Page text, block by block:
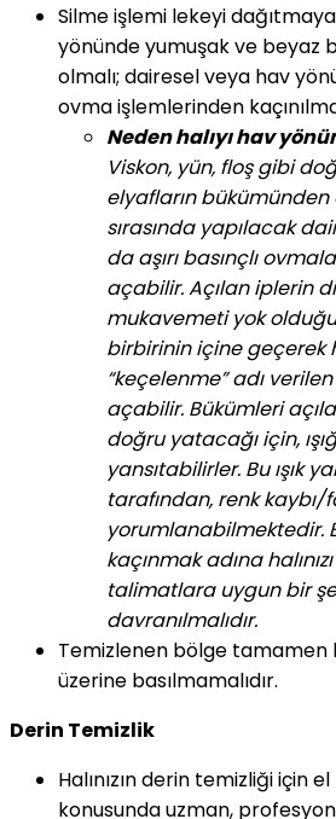
Silme işlemi lekeyi
yönünde yumuşak ve beyaz
olmalı; dairesel veya hav
ovma işlemlerinden
Neden halıyı hav
Viskon, yün, floş gibi
elyafların bükümünden
sırasında yapılacak
da aşırı basınçlı
açabilir. Açılan iplerin
mukavemeti yok
birbirinin içine geçerek
“keçelenme” adı
açabilir. Bükümleri
doğru yatacağı için,
yansıtabilirler. Bu ışık
tarafından, renk kaybı/
yorumlanabilmektedir.
kaçınmak adına
talimatlara uygun bir
davranılmalıdır.
Temizlenen bölge tamamen
üzerine basılmamalıdır.
Derin Temizlik
Halınızın derin temizliği için el
konusunda uzman,